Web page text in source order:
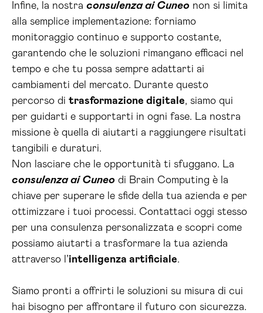
Infine, la nostra consulenza ai Cuneo non si limita
alla semplice implementazione: forniamo
monitoraggio continuo e supporto costante,
garantendo che le soluzioni rimangano efficaci nel
tempo e che tu possa sempre adattarti ai
cambiamenti del mercato. Durante questo
percorso di trasformazione digitale, siamo qui
per guidarti e supportarti in ogni fase. La nostra
missione è quella di aiutarti a raggiungere risultati
tangibili e duraturi.
Non lasciare che le opportunità ti sfuggano. La
consulenza ai Cuneo di Brain Computing è la
chiave per superare le sfide della tua azienda e per
ottimizzare i tuoi processi. Contattaci oggi stesso
per una consulenza personalizzata e scopri come
possiamo aiutarti a trasformare la tua azienda
attraverso l’intelligenza artificiale.
Siamo pronti a offrirti le soluzioni su misura di cui
hai bisogno per affrontare il futuro con sicurezza.